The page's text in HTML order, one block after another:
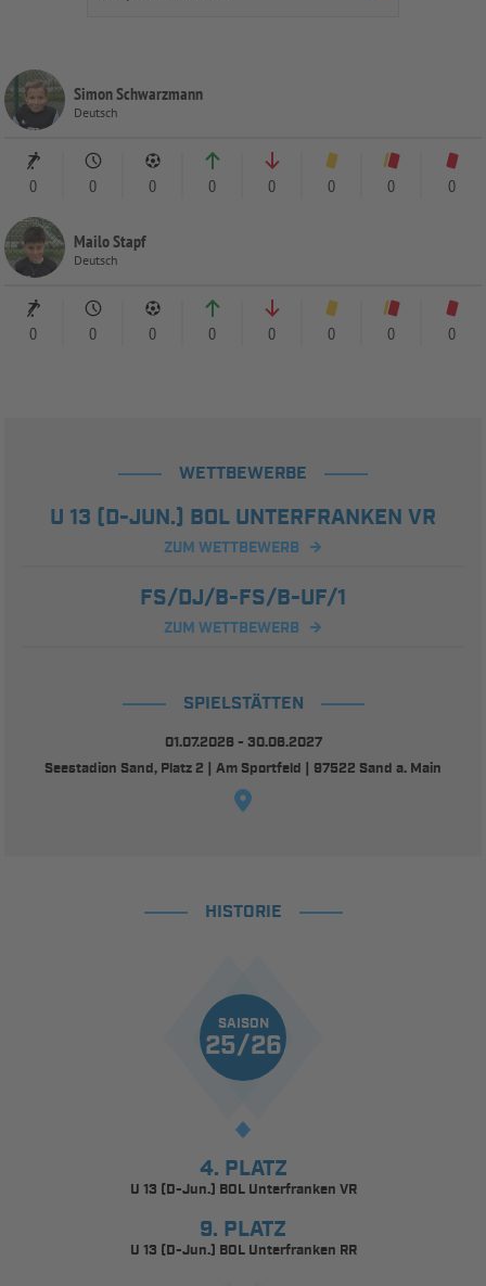
Simon Schwarzmann
Deutsch
0 0 0 0 0 0 0 0
Mailo Stapf
Deutsch
0 0 0 0 0 0 0 0
WETTBEWERBE
U 13 (D-JUN.) BOL UNTERFRANKEN VR
ZUM WETTBEWERB
FS/DJ/B-FS/B-UF/1
ZUM WETTBEWERB
SPIELSTÄTTEN
01.07.2026 - 30.06.2027
Seestadion Sand, Platz 2 | Am Sportfeld | 97522 Sand a. Main
HISTORIE
SAISON
25/26
4. PLATZ
U 13 (D-Jun.) BOL Unterfranken VR
9. PLATZ
U 13 (D-Jun.) BOL Unterfranken RR